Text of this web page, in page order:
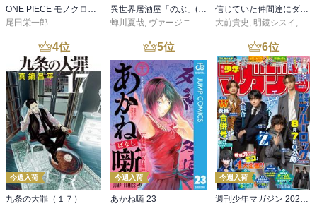
ONE PIECE モノクロ版 115
尾田栄一郎
異世界居酒屋「のぶ」(22)
蝉川夏哉, ヴァージニア二等兵 ,転
信じていた仲間達にダンジョン奥地で殺されかけたがギフト『無限ガチャ』でレベル９９９９の仲間達を手に入れて元パーティーメンバーと世界に復讐＆『ざまぁ！』します！（２３）
大前貴史 , 明鏡シスイ , ｔ
4位
今週入荷
九条の大罪（１７）
5位
今週入荷
あかね噺 23
6位
今週入荷
週刊少年マガジン 2026年36・37号[2026年8月5日発売]